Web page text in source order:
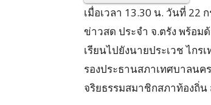
เมื่อเวลา 13.30 น. วันที่
ข่าวสด ประจำ จ.ตรัง พร้อ
เรียนไปยังนายประเวช ไก
รองประธานสภาเทศบาลนค
จริยธรรมสมาชิกสภาท้องถิ่